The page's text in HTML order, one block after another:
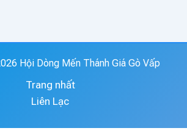
Hội Dòng Mến Thánh Giá Gò Vấp
Trang nhất
Liên Lạc